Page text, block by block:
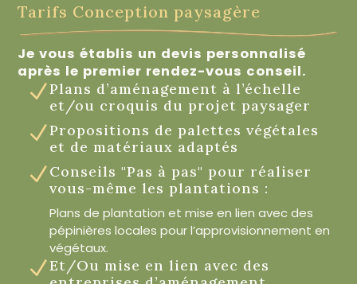
Tarifs Conception paysagère
Je vous établis un devis personnalisé
après le premier rendez-vous conseil.
NPlans d’aménagement à l’échelle
et/ou croquis du projet paysager
NPropositions de palettes végétales
et de matériaux adaptés
NConseils "Pas à pas" pour réaliser
vous-même les plantations :
Plans de plantation et mise en lien avec des
pépinières locales pour l’approvisionnement en
végétaux.
NEt/Ou mise en lien avec des